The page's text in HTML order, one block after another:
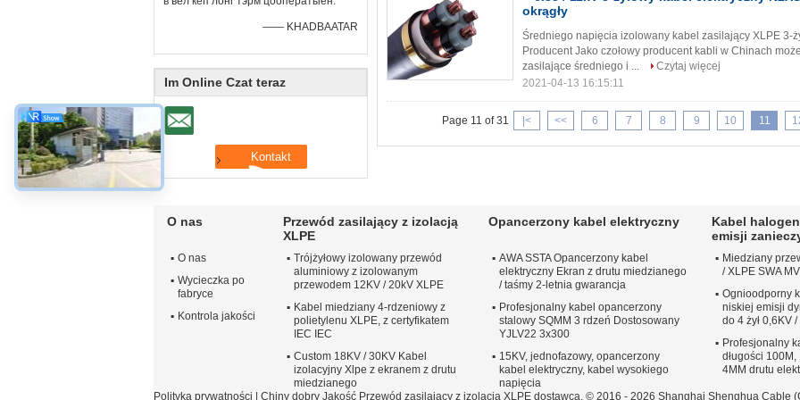
—— KHADBAATAR
Im Online Czat teraz
okrągły
Średniego napięcia izolowany kabel zasilający XLPE 3-
Producent Jako czołowy producent kabli w Chinach
zasilające średniego i ...
Czytaj więcej
2021-04-13 16:15:11
Page 11 of 31 |< << 6 7 8 9 10 11
O nas
O nas
Wycieczka po
fabryce
Kontrola jakości
Przewód zasilający z izolacją
XLPE
Trójżyłowy izolowany przewód
aluminiowy z izolowanym
przewodem 12KV / 20kV XLPE
Kabel miedziany 4-rdzeniowy z
polietylenu XLPE, z certyfikatem
IEC IEC
Custom 18KV / 30KV Kabel
izolacyjny Xlpe z ekranem z drutu
miedzianego
Opancerzony kabel elektryczny
AWA SSTA Opancerzony kabel
elektryczny Ekran z drutu miedzianego
/ taśmy 2-letnia gwarancja
Profesjonalny kabel opancerzony
stalowy SQMM 3 rdzeń Dostosowany
YJLV22 3x300
15KV, jednofazowy, opancerzony
kabel elektryczny, kabel wysokiego
napięcia
Kabel
emisji
Miedziany
/ XLPE SWA
Ognioodporny
niskiej emisji
do 4 żył 0,6KV
Profesjonalny
długości
4MM drutu
Polityka prywatności | Chiny dobry Jakość Przewód zasilający z izolacją XLPE dostawca. © 2016 - 2026 Shanghai Shenghua Cable